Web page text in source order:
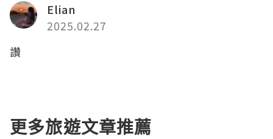
Elian
2025.02.27
讚
更多旅遊文章推薦